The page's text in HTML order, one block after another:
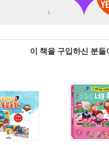
이 책을 구입하신 분